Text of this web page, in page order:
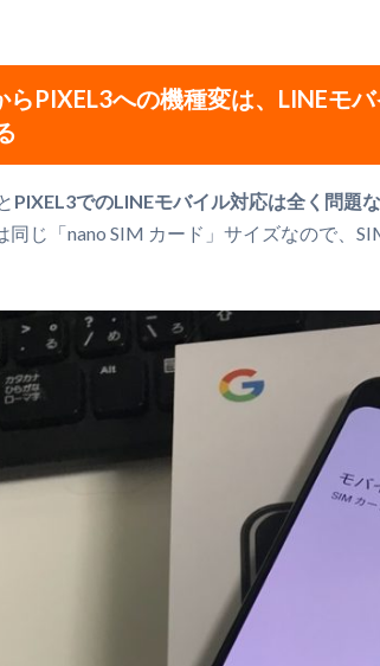
らPIXEL3への機種変は、LINEモ
PIXEL3でのLINEモバイル対応は全く問題
同じ「nano SIM カード」サイズなので、